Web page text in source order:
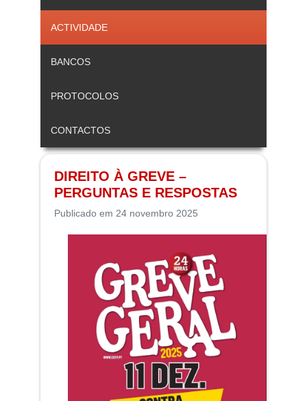
ACTIVIDADE
BANCOS
PROTOCOLOS
CONTACTOS
DIREITO À GREVE –
PERGUNTAS E RESPOSTAS
Publicado em 24 novembro 2025